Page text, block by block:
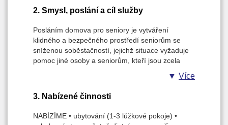
vyžaduje pomoc jiné osoby.
2. Smysl, poslání a cíl služby
Posláním domova pro seniory je vytváření
klidného a bezpečného prostředí seniorům se
sníženou soběstačností, jejichž situace vyžaduje
pomoc jiné osoby a seniorům, kteří jsou zcela
závislí na pomoci jiné osoby. Snažíme se vytvořit
Více
3. Nabízené činnosti
NABÍZÍME • ubytování (1-3 lůžkové pokoje) •